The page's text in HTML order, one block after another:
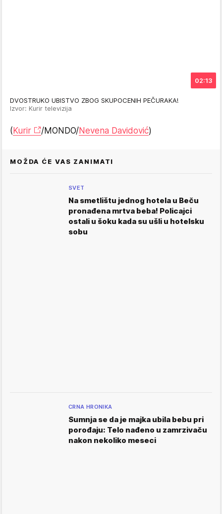
02:13
DVOSTRUKO UBISTVO ZBOG SKUPOCENIH PEČURAKA!
Izvor: Kurir televizija
( Kurir /MONDO/Nevena Davidović)
MOŽDA ĆE VAS ZANIMATI
SVET
Na smetlištu jednog hotela u Beču
pronađena mrtva beba! Policajci
ostali u šoku kada su ušli u hotelsku
sobu
CRNA HRONIKA
Sumnja se da je majka ubila bebu pri
porođaju: Telo nađeno u zamrzivaču
nakon nekoliko meseci